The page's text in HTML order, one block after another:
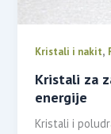
Kristali i nakit,
Kristali za
energije
Kristali i